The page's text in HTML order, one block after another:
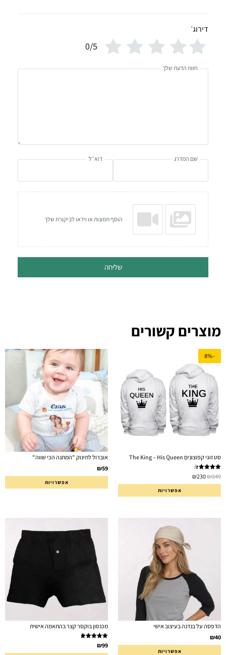
דירוג*
0/5
חוות הדעת שלך
שם המדרג דוא״ל
הוסף תמונות או וידאו לביקורת שלך
שליחה
מוצרים קשורים
-8%
סט זוגי קפוצונים The King – His Queen
דורג4.50
₪249
₪230
אפשרויות
אוברול לתינוק "המתנה הכי שווה"
₪59
אפשרויות
הדפסה על בנדנה בעיצוב אישי
₪40
אפשרויות
מכנסון בוקסר קצר בהתאמה אישית
דורג5.00₪99